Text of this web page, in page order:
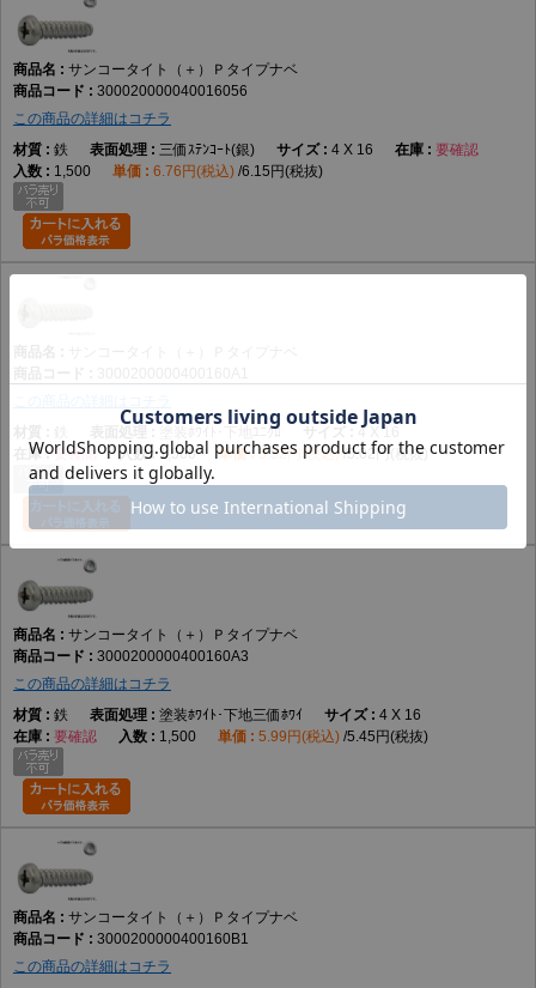
サンコータイト（＋）Ｐタイプナベ
300020000040016056
この商品の詳細はコチラ
鉄
三価ｽﾃﾝｺｰﾄ(銀) 4 X 16
要確認
1,500
6.76円(税込) 6.15円(税抜)
塗装ﾎﾜｲﾄ･下地ﾕﾆｸﾛ
4 X 16
要確認
1,500 5.52円(税込) 5.02円(税抜)
サンコータイト（＋）Ｐタイプナベ
3000200000400160A3
この商品の詳細はコチラ
鉄
塗装ﾎﾜｲﾄ･下地三価ﾎﾜｲ
4 X 16
要確認
1,500 5.99円(税込) 5.45円(税抜)
サンコータイト（＋）Ｐタイプナベ
3000200000400160B1
この商品の詳細はコチラ